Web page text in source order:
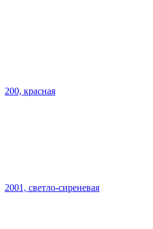
200, красная
2001, светло-сиреневая